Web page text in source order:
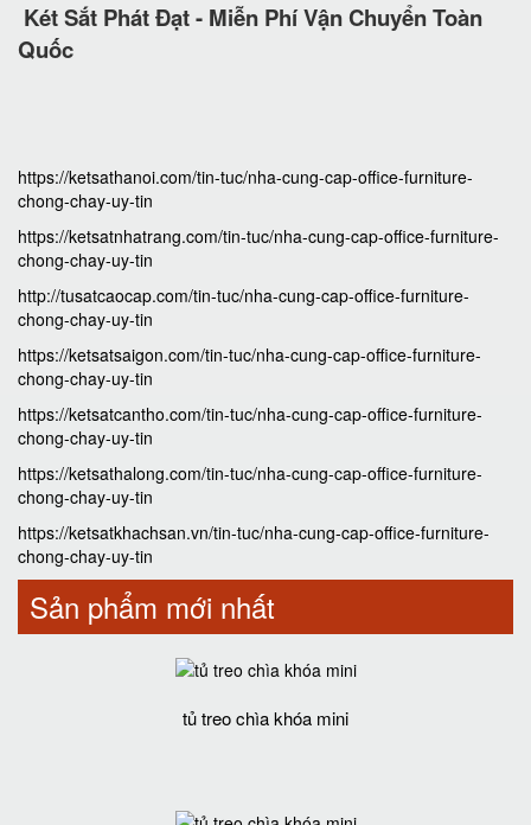
Két Sắt Phát Đạt - Miễn Phí Vận Chuyển Toàn
Quốc
https://ketsathanoi.com/tin-tuc/nha-cung-cap-office-furniture-
chong-chay-uy-tin
https://ketsatnhatrang.com/tin-tuc/nha-cung-cap-office-furniture-
chong-chay-uy-tin
http://tusatcaocap.com/tin-tuc/nha-cung-cap-office-furniture-
chong-chay-uy-tin
https://ketsatsaigon.com/tin-tuc/nha-cung-cap-office-furniture-
chong-chay-uy-tin
https://ketsatcantho.com/tin-tuc/nha-cung-cap-office-furniture-
chong-chay-uy-tin
https://ketsathalong.com/tin-tuc/nha-cung-cap-office-furniture-
chong-chay-uy-tin
https://ketsatkhachsan.vn/tin-tuc/nha-cung-cap-office-furniture-
chong-chay-uy-tin
Sản phẩm mới nhất
tủ treo chìa khóa mini